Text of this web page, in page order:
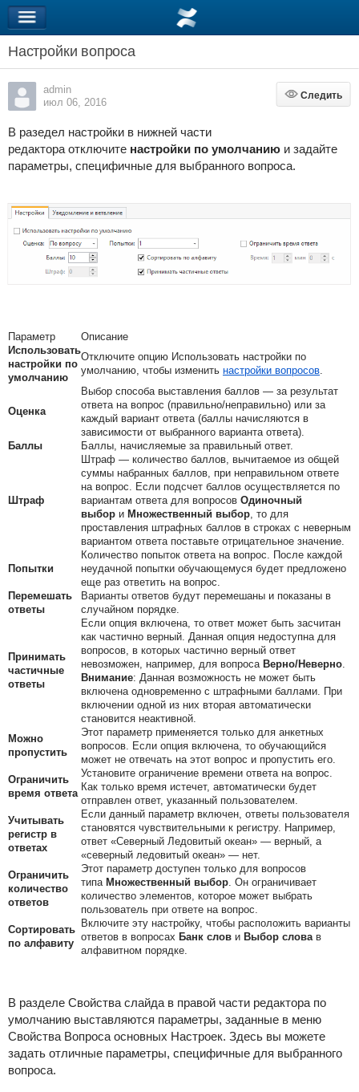
Настройки вопроса
admin
июл 06, 2016
Следить
Следить
В разедел настройки в нижней части
редактора отключите настройки по умолчаниюи задайте
параметры, специфичные для выбранного вопроса.
Параметр
Описание
Использовать
настройки по
умолчанию
Отключите опцию Использовать настройки по
умолчанию, чтобы изменить настройки вопросов.
Оценка
Выбор способа выставления баллов — за результат
ответа на вопрос (правильно/неправильно) или за
каждый вариант ответа (баллы начисляются в
зависимости от выбранного варианта ответа).
Баллы
Баллы, начисляемые за правильный ответ.
Штраф
Штраф — количество баллов, вычитаемое из общей
суммы набранных баллов, при неправильном ответе
на вопрос. Если подсчет баллов осуществляется по
вариантам ответа для вопросов Одиночный
выбори Множественный выбор, то для
проставления штрафных баллов в строках с неверным
вариантом ответа поставьте отрицательное значение.
Попытки
Количество попыток ответа на вопрос. После каждой
неудачной попытки обучающемуся будет предложено
еще раз ответить на вопрос.
Перемешать
ответы
Варианты ответов будут перемешаны и показаны в
случайном порядке.
Принимать
частичные
ответы
Если опция включена, то ответ может быть засчитан
как частично верный. Данная опция недоступна для
вопросов, в которых частично верный ответ
невозможен, например, для вопроса Верно/Неверно.
Внимание: Данная возможность не может быть
включена одновременно с штрафными баллами. При
включении одной из них вторая автоматически
становится неактивной.
Можно
пропустить
Этот параметр применяется только для анкетных
вопросов. Если опция включена, то обучающийся
может не отвечать на этот вопрос и пропустить его.
Ограничить
время ответа
Установите ограничение времени ответа на вопрос.
Как только время истечет, автоматически будет
отправлен ответ, указанный пользователем.
Учитывать
регистр в
ответах
Если данный параметр включен, ответы пользователя
становятся чувствительными к регистру. Например,
ответ «Северный Ледовитый океан» — верный, а
«северный ледовитый океан» — нет.
Ограничить
количество
ответов
Этот параметр доступен только для вопросов
типа Множественный выбор. Он ограничивает
количество элементов, которое может выбрать
пользователь при ответе на вопрос.
Сортировать
по алфавиту
Включите эту настройку, чтобы расположить варианты
ответов в вопросах Банк слови Выбор словав
алфавитном порядке.
В разделе Свойства слайда в правой части редактора по
умолчанию выставляются параметры, заданные в меню
Свойства Вопроса основных Настроек. Здесь вы можете
задать отличные параметры, специфичные для выбранного
вопроса.